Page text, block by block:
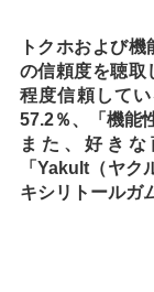
トクホおよび
の信頼度を聴取
程度信頼して
57.2％、「機能
また、好き
「Yakult（ヤク
キシリトールガ